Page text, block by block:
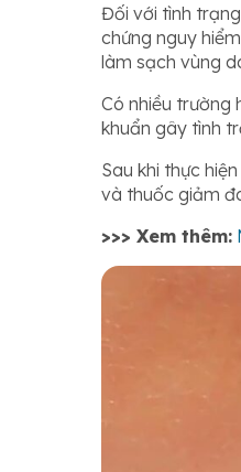
Đối với tình
chứng nguy
làm sạch vùng
Có nhiều trường
khuẩn gây tình
Sau khi thực
và thuốc giảm
>>> Xem thêm: